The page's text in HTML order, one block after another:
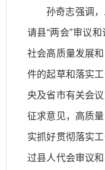
孙奇志强调
请县“两会”审议
社会高质量发展
件的起草和落实
央及省市有关会
征求意见，高质
实抓好贯彻落实
过县人代会审议